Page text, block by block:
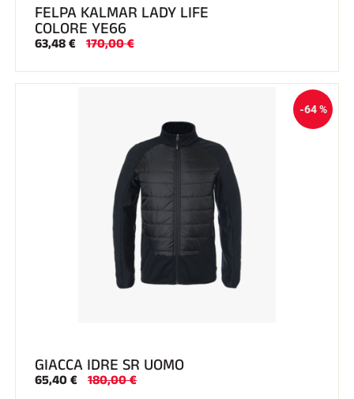
FELPA KALMAR LADY LIFE
COLORE YE66
63,48 € 170,00 €
-64 %
GIACCA IDRE SR UOMO
65,40 € 180,00 €